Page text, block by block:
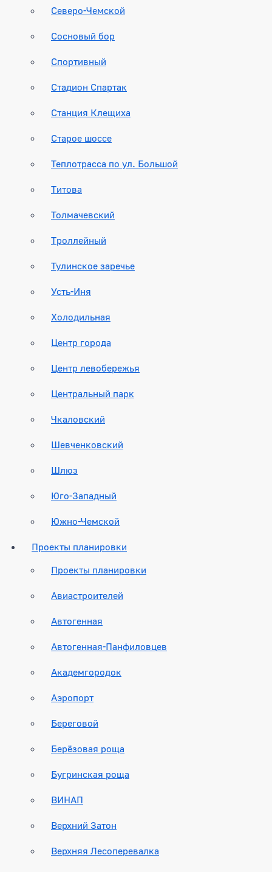
Северо-Чемской
Сосновый бор
Спортивный
Стадион Спартак
Станция Клещиха
Старое шоссе
Теплотрасса по ул. Большой
Титова
Толмачевский
Троллейный
Тулинское заречье
Усть-Иня
Холодильная
Центр города
Центр левобережья
Центральный парк
Чкаловский
Шевченковский
Шлюз
Юго-Западный
Южно-Чемской
Проекты планировки
Проекты планировки
Авиастроителей
Автогенная
Автогенная-Панфиловцев
Академгородок
Аэропорт
Береговой
Берёзовая роща
Бугринская роща
ВИНАП
Верхний Затон
Верхняя Лесоперевалка